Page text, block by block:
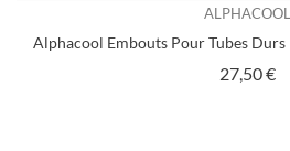
ALPHACOOL
Alphacool Embouts Pour Tubes
27,50 €